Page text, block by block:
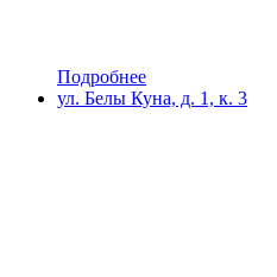
Подробнее
ул. Белы Куна, д. 1, к. 3